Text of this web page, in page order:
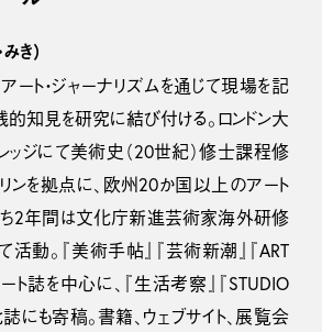
き）
ト・ジャーナリズムを通じて現場を記
的知見を研究に結び付ける。ロンドン大
ッジにて美術史（20世紀）修士課程修
ンを拠点に、欧州20か国以上のアート
ち2年間は文化庁新進芸術家海外研修
活動。『美術手帖』『芸術新潮』『ART
ト誌を中心に、『生活考察』『STUDIO
にも寄稿。書籍、ウェブサイト、展覧会